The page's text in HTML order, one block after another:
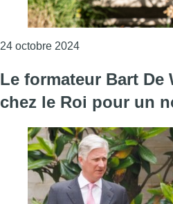
24 octobre 2024Consulter l'article
Le formateur Bart De
chez le Roi pour un